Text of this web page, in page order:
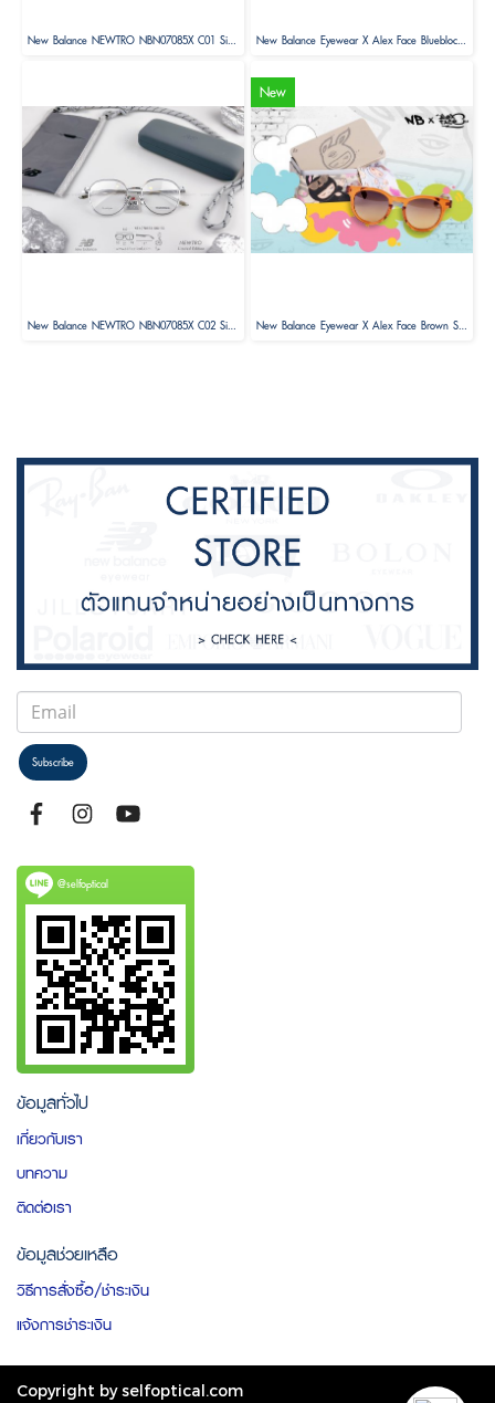
New Balance NEWTRO NBN07085X C01 Size 52 ( Limited Edition ) New Balance Eyewear X Alex Face Blueblock Glasses Limited Edition
New Balance NEWTRO NBN07085X C02 Size 52 ( Limited Edition )
New
New Balance Eyewear X Alex Face Brown Sunglasses Limited Edition
Subscribe
@selfoptical
ข้อมูลทั่วไป
เกี่ยวกับเรา
บทความ
ติดต่อเรา
ข้อมูลช่วยเหลือ
วิธีการสั่งซื้อ/ชำระเงิน
แจ้งการชำระเงิน
Copyright by selfoptical.com